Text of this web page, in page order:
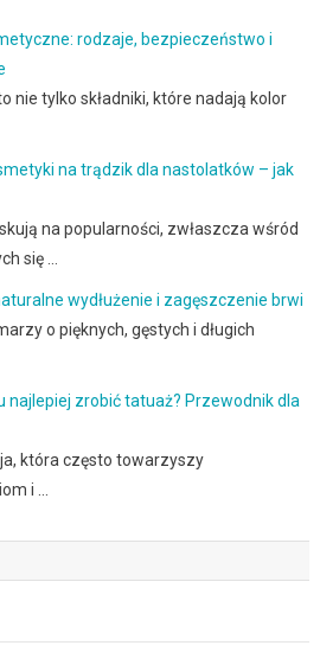
rodzaje, bezpieczeństwo i
nie tylko składniki, które nadają kolor
na trądzik dla nastolatków – jak
na popularności, zwłaszcza wśród
się …
wydłużenie i zagęszczenie brwi
o pięknych, gęstych i długich
najlepiej zrobić tatuaż? Przewodnik dla
która często towarzyszy
i …